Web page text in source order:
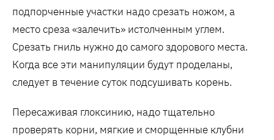
подпорченные участки надо срезать ножом, а
место среза «залечить» истолченным углем.
Срезать гниль нужно до самого здорового места.
Когда все эти манипуляции будут проделаны,
следует в течение суток подсушивать корень.
Пересаживая глоксинию, надо тщательно
проверять корни, мягкие и сморщенные клубни